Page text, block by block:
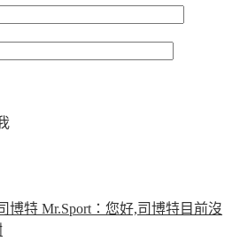
博特 Mr.Sport：您好,司博特目前沒